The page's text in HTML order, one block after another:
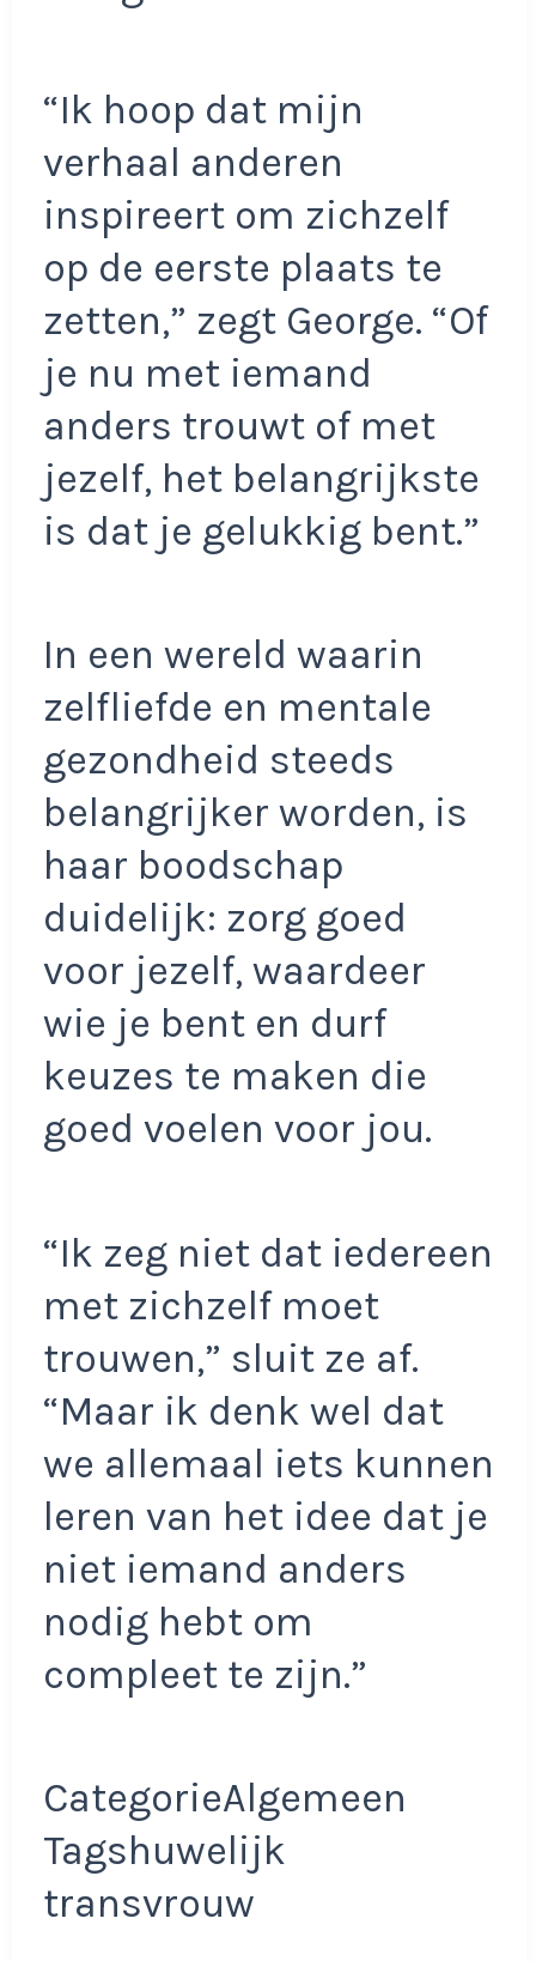
“Ik hoop dat mijn
verhaal anderen
inspireert om zichzelf
op de eerste plaats te
zetten,” zegt George. “Of
je nu met iemand
anders trouwt of met
jezelf, het belangrijkste
is dat je gelukkig bent.”
In een wereld waarin
zelfliefde en mentale
gezondheid steeds
belangrijker worden, is
haar boodschap
duidelijk: zorg goed
voor jezelf, waardeer
wie je bent en durf
keuzes te maken die
goed voelen voor jou.
“Ik zeg niet dat iedereen
met zichzelf moet
trouwen,” sluit ze af.
“Maar ik denk wel dat
we allemaal iets kunnen
leren van het idee dat je
niet iemand anders
nodig hebt om
compleet te zijn.”
CategorieAlgemeen
Tagshuwelijk
transvrouw